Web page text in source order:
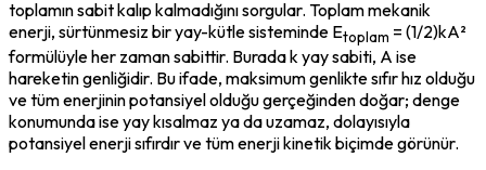
toplamın sabit kalıp kalmadığını sorgular. Toplam mekanik
enerji, sürtünmesiz bir yay-kütle sisteminde Etoplam = (1/2)kA²
formülüyle her zaman sabittir. Burada k yay sabiti, A ise
hareketin genliğidir. Bu ifade, maksimum genlikte sıfır hız olduğu
ve tüm enerjinin potansiyel olduğu gerçeğinden doğar; denge
konumunda ise yay kısalmaz ya da uzamaz, dolayısıyla
potansiyel enerji sıfırdır ve tüm enerji kinetik biçimde görünür.